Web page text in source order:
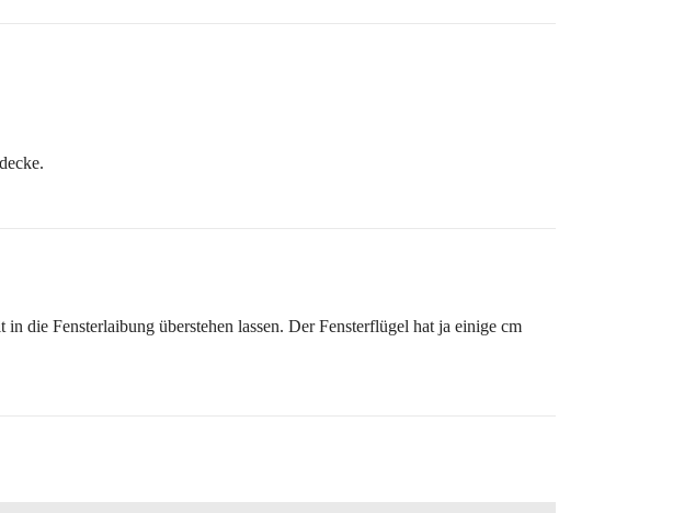
die Fensterlaibung überstehen lassen. Der Fensterflügel hat ja einige cm